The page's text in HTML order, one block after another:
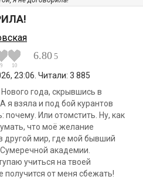
6.80 5
23:06. Читали: 3 885
года, скрывшись в
я взяла и под бой курантов
почему. Или отомстить. Ну, как
что моё желание
другой мир, где мой бывший
академии.
учиться на твоей
получится от меня сбежать!